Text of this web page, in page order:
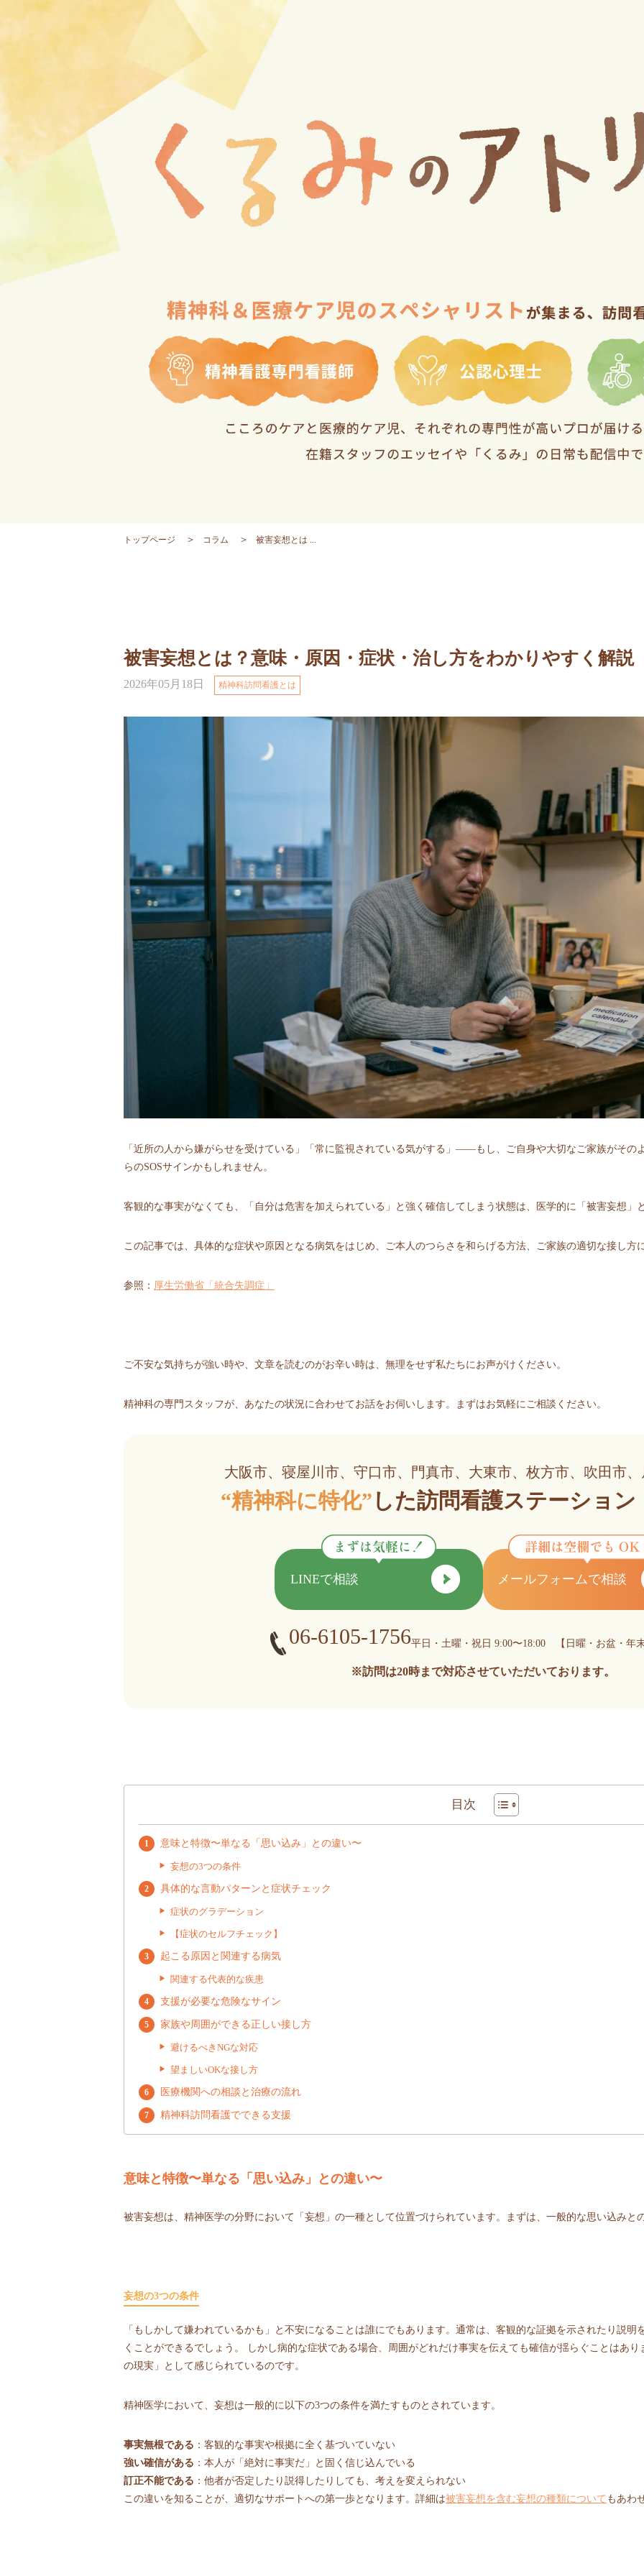
トップページ コラム 被害妄想とは ...
被害妄想とは？意味・原因・症状・治し方をわかりやすく解説
2026年05月18日 精神科訪問看護とは
「近所の人から嫌がらせを受けている」「常に監視されている気がする」――もし、ご自身や大切なご家族がその
らのSOSサインかもしれません。
客観的な事実がなくても、「自分は危害を加えられている」と強く確信してしまう状態は、医学的に「被害妄想」
この記事では、具体的な症状や原因となる病気をはじめ、ご本人のつらさを和らげる方法、ご家族の適切な接し方
参照： 厚生労働省「統合失調症」
ご不安な気持ちが強い時や、文章を読むのがお辛い時は、無理をせず私たちにお声がけください。
精神科の専門スタッフが、あなたの状況に合わせてお話をお伺いします。まずはお気軽にご相談ください。
大阪市、寝屋川市、守口市、 門真市、大東市、枚方市、吹田市
“精神科に特化” した訪問看護ステーション
LINEで相談 メールフォームで相談
06-6105-1756平日・土曜・祝日 9:00〜18:00 【日曜・お盆・年
※訪問は20時まで対応させていただいております。
目次
意味と特徴〜単なる「思い込み」との違い〜
妄想の3つの条件
具体的な言動パターンと症状チェック
症状のグラデーション
【症状のセルフチェック】
起こる原因と関連する病気
関連する代表的な疾患
支援が必要な危険なサイン
家族や周囲ができる正しい接し方
避けるべきNGな対応
望ましいOKな接し方
医療機関への相談と治療の流れ
精神科訪問看護でできる支援
意味と特徴〜単なる「思い込み」との違い〜
被害妄想は、精神医学の分野において「妄想」の一種として位置づけられています。まずは、一般的な思い込みと
妄想の3つの条件
「もしかして嫌われているかも」と不安になることは誰にでもあります。通常は、客観的な証拠を示されたり説
くことができるでしょう。 しかし病的な症状である場合、周囲がどれだけ事実を伝えても確信が揺らぐことはあ
の現実」として感じられているのです。
精神医学において、妄想は一般的に以下の3つの条件を満たすものとされています。
事実無根である ：客観的な事実や根拠に全く基づいていない
強い確信がある ：本人が「絶対に事実だ」と固く信じ込んでいる
訂正不能である ：他者が否定したり説得したりしても、考えを変えられない
この違いを知ることが、適切なサポートへの第一歩となります。詳細は被害妄想を含む妄想の種類について もあわ